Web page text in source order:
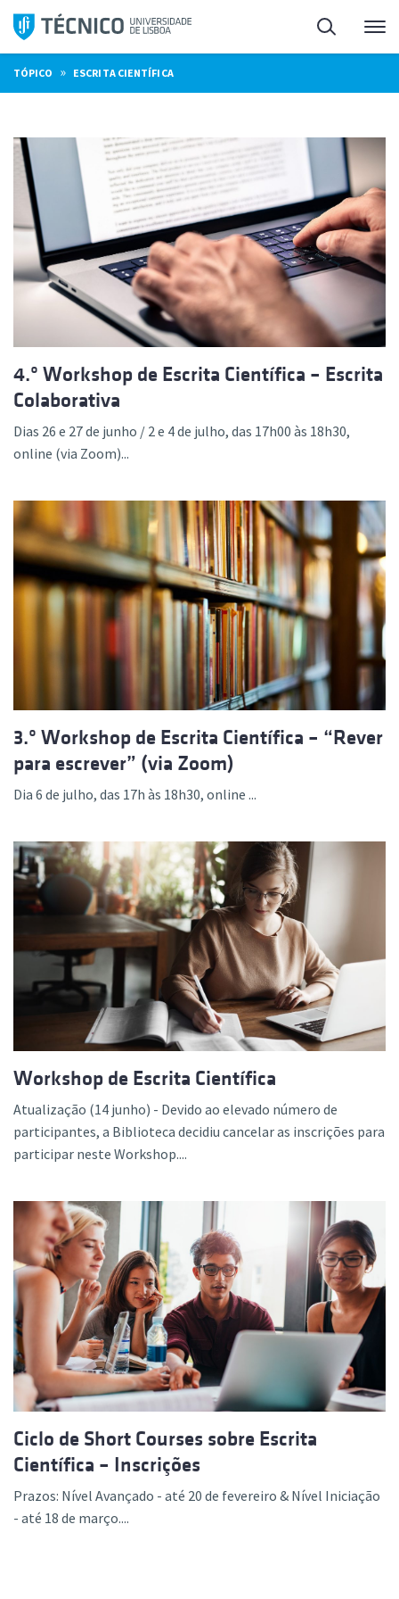
Saltar
para
o
conteúdo
Pesquisa
TÓPICO » ESCRITA CIENTÍFICA
4.º Workshop de Escrita Científica – Escrita
Colaborativa
Dias 26 e 27 de junho / 2 e 4 de julho, das 17h00 às 18h30,
online (via Zoom)...
3.º Workshop de Escrita Científica – “Rever
para escrever” (via Zoom)
Dia 6 de julho, das 17h às 18h30, online ...
Workshop de Escrita Científica
Atualização (14 junho) - Devido ao elevado número de
participantes, a Biblioteca decidiu cancelar as inscrições para
participar neste Workshop....
Ciclo de Short Courses sobre Escrita
Científica – Inscrições
Prazos: Nível Avançado - até 20 de fevereiro & Nível Iniciação
- até 18 de março....